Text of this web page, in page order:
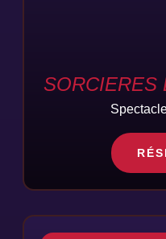
SORCIERES